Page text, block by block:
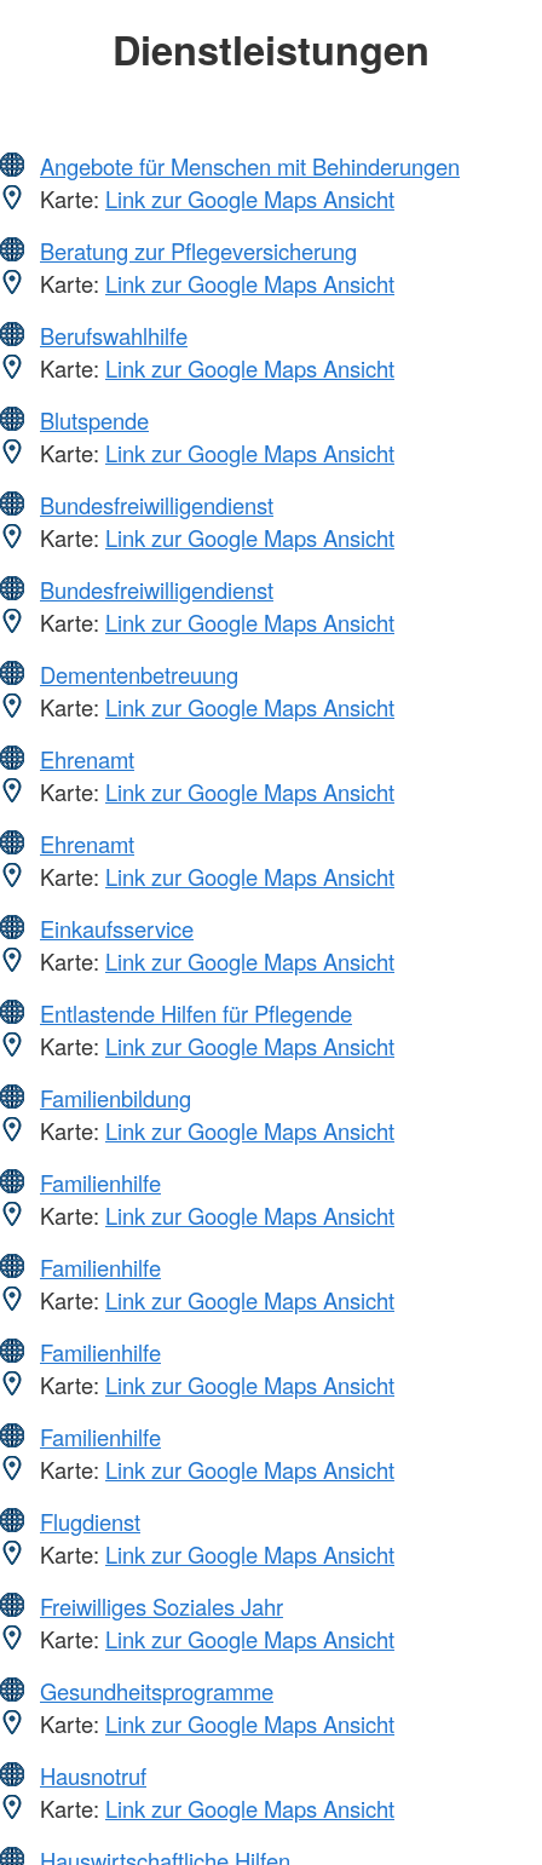
Dienstleistungen
Angebote für Menschen mit Behinderungen
Karte: Link zur Google Maps Ansicht
Beratung zur Pflegeversicherung
Karte: Link zur Google Maps Ansicht
Berufswahlhilfe
Karte: Link zur Google Maps Ansicht
Blutspende
Karte: Link zur Google Maps Ansicht
Bundesfreiwilligendienst
Karte: Link zur Google Maps Ansicht
Bundesfreiwilligendienst
Karte: Link zur Google Maps Ansicht
Dementenbetreuung
Karte: Link zur Google Maps Ansicht
Ehrenamt
Karte: Link zur Google Maps Ansicht
Ehrenamt
Karte: Link zur Google Maps Ansicht
Einkaufsservice
Karte: Link zur Google Maps Ansicht
Entlastende Hilfen für Pflegende
Karte: Link zur Google Maps Ansicht
Familienbildung
Karte: Link zur Google Maps Ansicht
Familienhilfe
Karte: Link zur Google Maps Ansicht
Familienhilfe
Karte: Link zur Google Maps Ansicht
Familienhilfe
Karte: Link zur Google Maps Ansicht
Familienhilfe
Karte: Link zur Google Maps Ansicht
Flugdienst
Karte: Link zur Google Maps Ansicht
Freiwilliges Soziales Jahr
Karte: Link zur Google Maps Ansicht
Gesundheitsprogramme
Karte: Link zur Google Maps Ansicht
Hausnotruf
Karte: Link zur Google Maps Ansicht